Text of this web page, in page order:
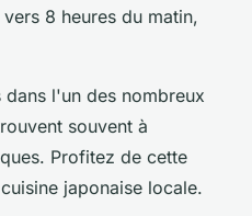
8 heures du matin,
dans l'un des nombreux
souvent à
Profitez de cette
japonaise locale.